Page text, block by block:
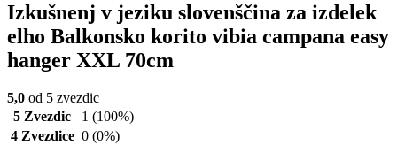
Izkušnenj v jeziku slovenščina za izdelek
elho Balkonsko korito vibia campana easy
hanger XXL 70cm
5,0 od 5 zvezdic
5 Zvezdic
1 (100%)
4 Zvezdice 0 (0%)